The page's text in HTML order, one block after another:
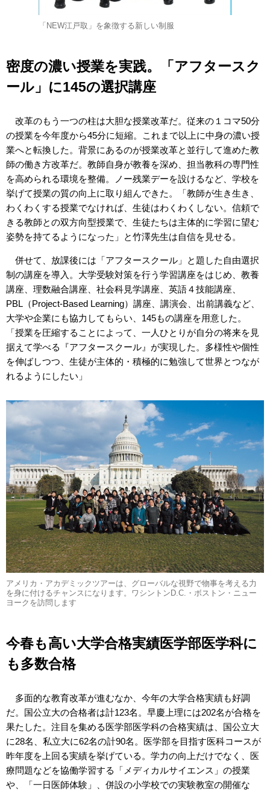
「NEW江戸取」を象徴する新しい制服
密度の濃い授業を実践。「アフタースク
ール」に145の選択講座
改革のもう一つの柱は大胆な授業改革だ。従来の１コマ50分
の授業を今年度から45分に短縮。これまで以上に中身の濃い授
業へと転換した。背景にあるのが授業改革と並行して進めた教
師の働き方改革だ。教師自身が教養を深め、担当教科の専門性
を高められる環境を整備。ノー残業デーを設けるなど、学校を
挙げて授業の質の向上に取り組んできた。「教師が生き生き、
わくわくする授業でなければ、生徒はわくわくしない。信頼で
きる教師との双方向型授業で、生徒たちは主体的に学習に望む
姿勢を持てるようになった」と竹澤先生は自信を見せる。
併せて、放課後には「アフタースクール」と題した自由選択
制の講座を導入。大学受験対策を行う学習講座をはじめ、教養
講座、理数融合講座、社会科見学講座、英語４技能講座、
PBL（Project-Based Learning）講座、講演会、出前講義など、
大学や企業にも協力してもらい、145もの講座を用意した。
「授業を圧縮することによって、一人ひとりが自分の将来を見
据えて学べる『アフタースクール』が実現した。多様性や個性
を伸ばしつつ、生徒が主体的・積極的に勉強して世界とつなが
れるようにしたい」
アメリカ・アカデミックツアーは、グローバルな視野で物事を考える力
を身に付けるチャンスになります。ワシントンD.C.・ボストン・ニュー
ヨークを訪問します
今春も高い大学合格実績医学部医学科に
も多数合格
多面的な教育改革が進むなか、今年の大学合格実績も好調
だ。国公立大の合格者は計123名。早慶上理には202名が合格を
果たした。注目を集める医学部医学科の合格実績は、国公立大
に28名、私立大に62名の計90名。医学部を目指す医科コースが
昨年度を上回る実績を挙げている。学力の向上だけでなく、医
療問題などを協働学習する「メディカルサイエンス」の授業
や、「一日医師体験」、併設の小学校での実験教室の開催な